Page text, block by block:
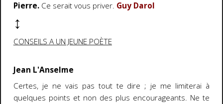
Pierre. Ce serait vous priver. Guy Darol
↕
CONSEILS A UN JEUNE POÈTE
Jean L'Anselme
Certes, je ne vais pas tout te dire ; je me limiterai à
quelques points et non des plus encourageants. Ne te